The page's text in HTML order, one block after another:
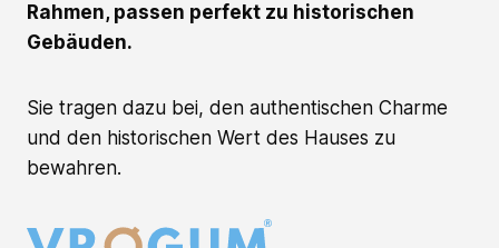
Rahmen, passen perfekt zu historischen
Gebäuden.
Sie tragen dazu bei, den authentischen Charme
und den historischen Wert des Hauses zu
bewahren.